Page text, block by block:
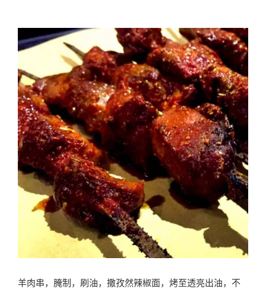
羊肉串，腌制，刷油，撒孜然辣椒面，烤至透亮出油，不